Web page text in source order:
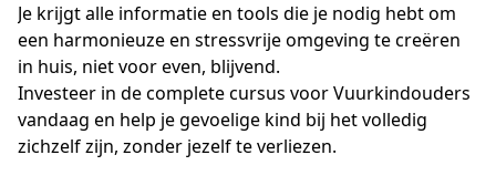
Je krijgt alle informatie en tools die je nodig hebt om
een harmonieuze en stressvrije omgeving te creëren
in huis, niet voor even, blijvend.
Investeer in de complete cursus voor Vuurkindouders
vandaag en help je gevoelige kind bij het volledig
zichzelf zijn, zonder jezelf te verliezen.